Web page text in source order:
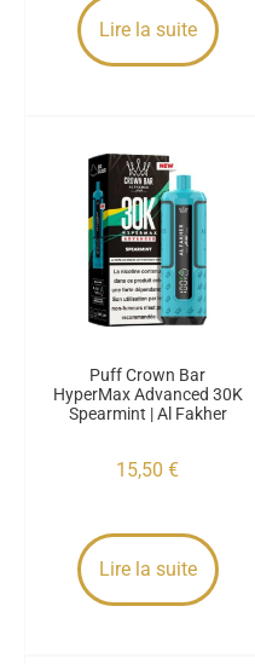
Lire la suite
Puff Crown Bar
HyperMax Advanced 30K
Spearmint | Al Fakher
15,50 €
Lire la suite